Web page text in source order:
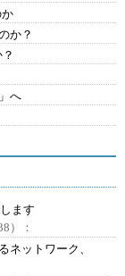
か？
へ
ます
）：
ットワーク、